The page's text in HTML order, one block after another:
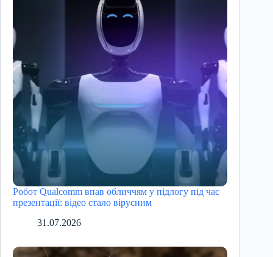
Робот Qualcomm впав обличчям у підлогу під час
презентації: відео стало вірусним
31.07.2026